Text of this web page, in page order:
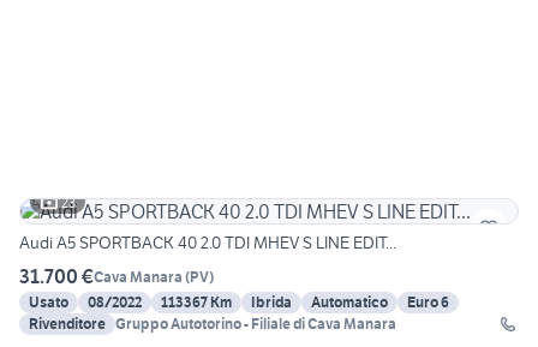
23
Audi A5 SPORTBACK 40 2.0 TDI MHEV S LINE EDIT...
31.700 €Cava Manara (PV)
Usato
08/2022 113367 Km Ibrida Automatico
Euro 6
Rivenditore Gruppo Autotorino - Filiale di Cava Manara